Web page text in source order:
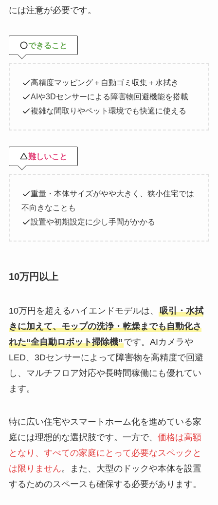
には注意が必要です。
できること
高精度マッピング＋自動ゴミ収集＋水拭き
AIや3Dセンサーによる障害物回避機能を搭載
複雑な間取りやペット環境でも快適に使える
難しいこと
重量・本体サイズがやや大きく、狭小住宅では
不向きなことも
設置や初期設定に少し手間がかかる
10万円以上
10万円を超えるハイエンドモデルは、 吸引・水拭
きに加えて、モップの洗浄・乾燥までも自動化さ
れた“全自動ロボット掃除機”です。AIカメラや
LED、3Dセンサーによって障害物を高精度で回避
し、マルチフロア対応や長時間稼働にも優れてい
ます。
特に広い住宅やスマートホーム化を進めている家
庭には理想的な選択肢です。一方で、 価格は高額
となり、すべての家庭にとって必要なスペックと
は限りません。また、大型のドックや本体を設置
するためのスペースも確保する必要があります。